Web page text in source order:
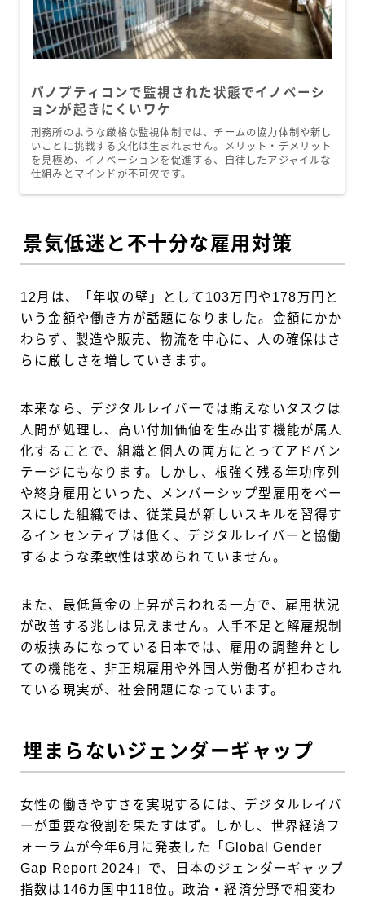
パノプティコンで監視された状態でイノベーシ
ョンが起きにくいワケ
刑務所のような厳格な監視体制では、チームの協力体制や新し
いことに挑戦する文化は生まれません。メリット・デメリット
を見極め、イノベーションを促進する、自律したアジャイルな
仕組みとマインドが不可欠です。
景気低迷と不十分な雇用対策
12月は、「年収の壁」として103万円や178万円と
いう金額や働き方が話題になりました。金額にかか
わらず、製造や販売、物流を中心に、人の確保はさ
らに厳しさを増していきます。
本来なら、デジタルレイバーでは賄えないタスクは
人間が処理し、高い付加価値を生み出す機能が属人
化することで、組織と個人の両方にとってアドバン
テージにもなります。しかし、根強く残る年功序列
や終身雇用といった、メンバーシップ型雇用をベー
スにした組織では、従業員が新しいスキルを習得す
るインセンティブは低く、デジタルレイバーと協働
するような柔軟性は求められていません。
また、最低賃金の上昇が言われる一方で、雇用状況
が改善する兆しは見えません。人手不足と解雇規制
の板挟みになっている日本では、雇用の調整弁とし
ての機能を、非正規雇用や外国人労働者が担わされ
ている現実が、社会問題になっています。
埋まらないジェンダーギャップ
女性の働きやすさを実現するには、デジタルレイバ
ーが重要な役割を果たすはず。しかし、世界経済フ
ォーラムが今年6月に発表した「Global Gender
Gap Report 2024」で、日本のジェンダーギャップ
指数は146カ国中118位。政治・経済分野で相変わ